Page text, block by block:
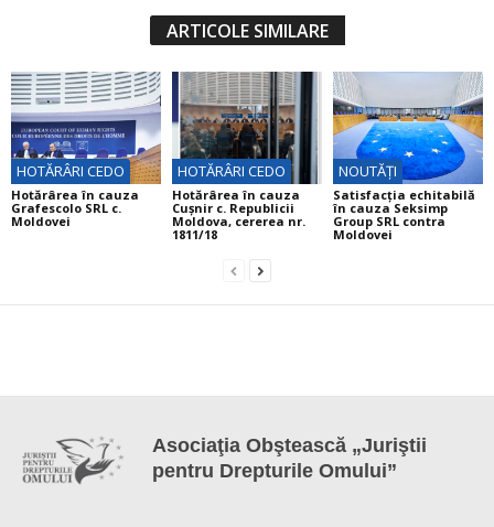
ARTICOLE SIMILARE
HOTĂRÂRI CEDO
Hotărârea în cauza
Grafescolo SRL c.
Moldovei
HOTĂRÂRI CEDO
Hotărârea în cauza
Cuşnir c. Republicii
Moldova, cererea nr.
1811/18
NOUTĂȚI
Satisfacția echitabilă
în cauza Seksimp
Group SRL contra
Moldovei
Asociaţia Obştească „Juriştii
pentru Drepturile Omului”